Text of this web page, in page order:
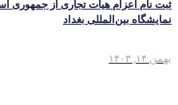
ثبت نام اعزام هیأت تجاری از جمهوری
نمایشگاه بین‌المللی بغداد
بهمن ۱۴, ۱۴۰۳